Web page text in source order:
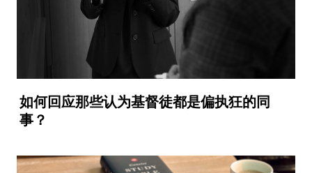
如何回应那些认为基督徒都是偏执狂的同
事？